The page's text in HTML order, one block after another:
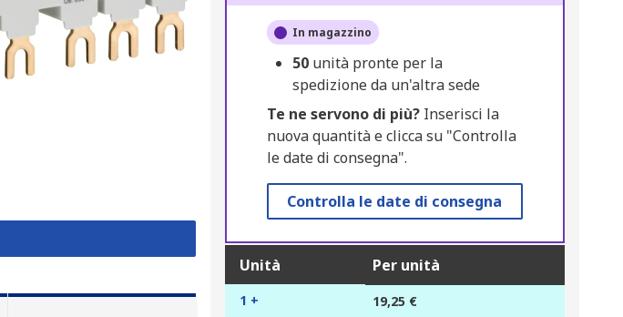
In magazzino
50 unità pronte per la
spedizione da un'altra sede
Te ne servono di più?Inserisci la
nuova quantità e clicca su "Controlla
le date di consegna".
Controlla le date di consegna
Unità Per unità
1 + 19,25 €